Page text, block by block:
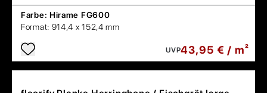
Farbe: Hirame FG600
Format: 914,4 x 152,4 mm
UVP43,95 € / m²